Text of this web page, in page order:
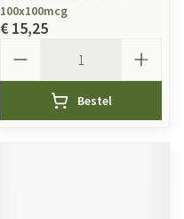
100x100mcg
€ 15,25
Bestel